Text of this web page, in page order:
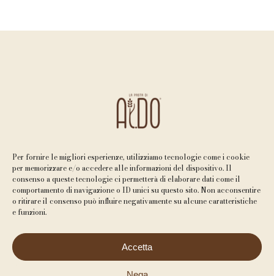
Per fornire le migliori esperienze, utilizziamo tecnologie come i cookie
per memorizzare e/o accedere alle informazioni del dispositivo. Il
consenso a queste tecnologie ci permetterà di elaborare dati come il
comportamento di navigazione o ID unici su questo sito. Non acconsentire
o ritirare il consenso può influire negativamente su alcune caratteristiche
e funzioni.
Accetta
© La Pasta di Aldo Srl. Tutti i diritti sono riservati. P.IVA
Cookie Policy